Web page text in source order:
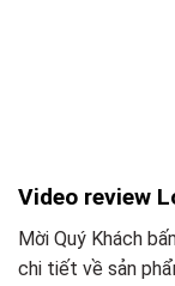
Video review
Mời Quý Khách
chi tiết về sản